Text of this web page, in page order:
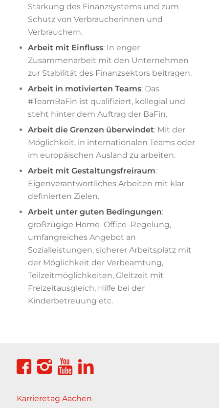
Stärkung des Finanzsystems und zum
Schutz von Verbraucherinnen und
Verbrauchern.
Arbeit mit Einfluss: In enger
Zusammenarbeit mit den Unternehmen
zur Stabilität des Finanzsektors beitragen.
Arbeit in motivierten Teams: Das
#TeamBaFin ist qualifiziert, kollegial und
steht hinter dem Auftrag der BaFin.
Arbeit die Grenzen überwindet: Mit der
Möglichkeit, in internationalen Teams oder
im europäischen Ausland zu arbeiten.
Arbeit mit Gestaltungsfreiraum:
Eigenverantwortliches Arbeiten mit klar
definierten Zielen.
Arbeit unter guten Bedingungen:
großzügige Home–Office–Regelung,
umfangreiches Angebot an
Sozialleistungen, sicherer Arbeitsplatz mit
der Möglichkeit der Verbeamtung,
Teilzeitmöglichkeiten, Gleitzeit mit
Freizeitausgleich, Hilfe bei der
Kinderbetreuung etc.
Karrieretag Aachen